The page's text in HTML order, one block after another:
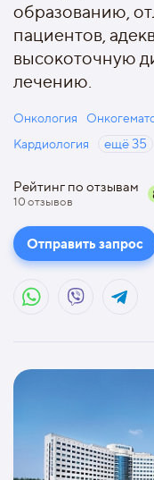
образованию,
пациентов,
высокоточную
лечению.
Онкология
Кардиология
ещё35
Рейтинг по отзывам
10отзывов
Отправить запрос